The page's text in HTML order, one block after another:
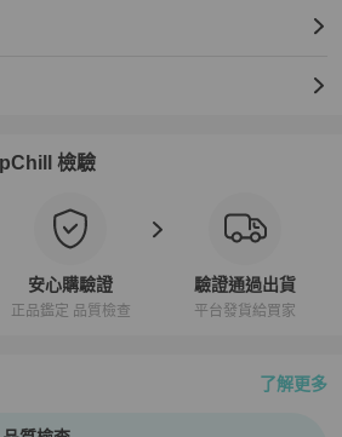
如刮痕、磨損和污漬。
鑑定通過，確認商品符合品牌工藝
顏色、材質以及尺寸，均與賣場描述一致
生關稅由買家自行負擔
航班或氣候等不可控因素而異
檢驗
安心購驗證
正品鑑定 品質檢查
驗證通過出貨
平台發貨給買家
了解更多
、安心購檢驗流程介紹